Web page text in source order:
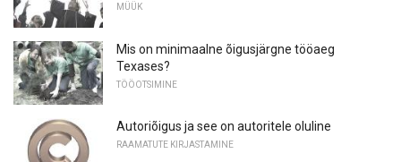
MÜÜK
Mis on minimaalne õigusjärgne tööaeg
Texases?
TÖÖOTSIMINE
Autoriõigus ja see on autoritele oluline
RAAMATUTE KIRJASTAMINE